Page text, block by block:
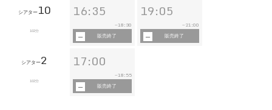
シアター10
102分
16:35
~ 18:30
販売終了
19:05
~ 21:00
販売終了
シアター2
102分
17:00
~ 18:55
販売終了